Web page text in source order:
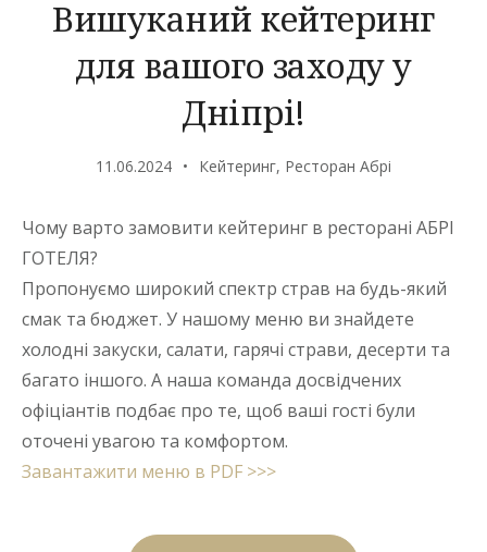
Вишуканий кейтеринг
для вашого заходу у
Дніпрі!
11.06.2024 Кейтеринг, Ресторан Абрі
Чому варто замовити кейтеринг в ресторані АБРІ
ГОТЕЛЯ?
Пропонуємо широкий спектр страв на будь-який
смак та бюджет. У нашому меню ви знайдете
холодні закуски, салати, гарячі страви, десерти та
багато іншого. А наша команда досвідчених
офіціантів подбає про те, щоб ваші гості були
оточені увагою та комфортом.
Завантажити меню в PDF >>>